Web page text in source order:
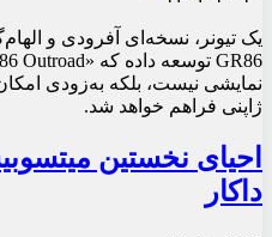
نمایشی نیست، بلکه به‌زودی
ژاپنی فراهم خواهد شد.
احیای نخستین
داکار